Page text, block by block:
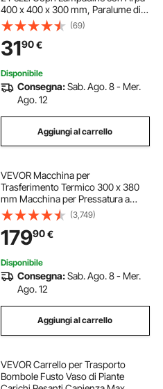
400 x 400 x 300 mm, Paralume di
Ricambio per Lampade da Tavolo,
Lampada da Terra Lampadine a
Sospensione, Lino Bianco Sporco
(69)
3190€
Disponibile
Consegna:Sab. Ago. 8 - Mer.
Ago. 12
Aggiungi al carrello
VEVOR Macchina per
Trasferimento Termico 300 x 380
mm Macchina per Pressatura a
Caldo con Pressa a Tamburo 0,85
kg Pressatura per Magliette
Oscillante a 360° per
Magliette/Tazze/Piatti, Verde
(3,749)
17990€
Disponibile
Consegna:Sab. Ago. 8 - Mer.
Ago. 12
Aggiungi al carrello
VEVOR Carrello per Trasporto
Bombole Fusto Vaso di Piante